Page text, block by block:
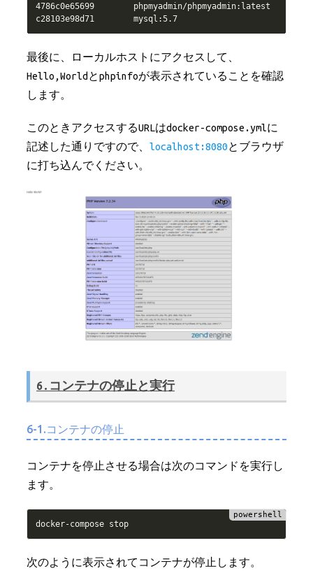
4786c0e65699        phpmyadmin/phpmyadmin:latest
c28103e98d71        mysql:5.7
最後に、ローカルホストにアクセスして、
Hello,Worldとphpinfoが表示されていることを確認
します。
このときアクセスするURLはdocker-compose.ymlに
記述した通りですので、 localhost:8080とブラウザ
に打ち込んでください。
6.コンテナの停止と実行
6-1.コンテナの停止
コンテナを停止させる場合は次のコマンドを実行し
ます。
docker-
次のように表示されてコンテナが停止します。